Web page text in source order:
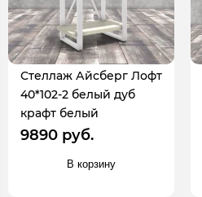
Стеллаж Айсберг Лофт
40*102-2 белый дуб
крафт белый
9890 руб.
В корзину